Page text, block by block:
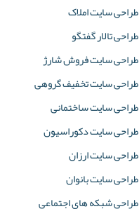
طراحی سایت املاک
طراحی تالار گفتگو
طراحی سایت فروش شارژ
طراحی سایت تخفیف گروهی
طراحی سایت ساختمانی
طراحی سایت دکوراسیون
طراحی سایت ارزان
طراحی سایت بانوان
طراحی شبکه های اجتماعی